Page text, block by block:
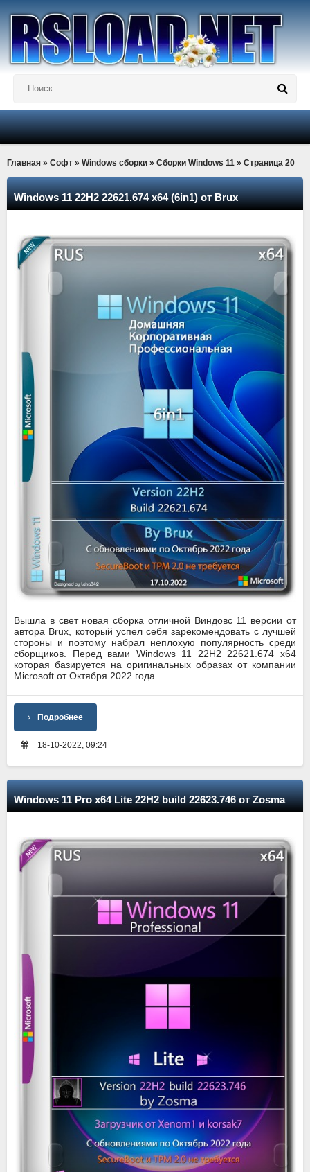
Главная » Софт » Windows сборки » Сборки Windows 11 » Страница 20
Windows 11 22H2 22621.674 x64 (6in1) от Brux
Вышла в свет новая сборка отличной Виндовс 11 версии от
автора Brux, который успел себя зарекомендовать с лучшей
стороны и поэтому набрал неплохую популярность среди
сборщиков. Перед вами Windows 11 22H2 22621.674 x64
которая базируется на оригинальных образах от компании
Microsoft от Октября 2022 года.
Подробнее
18-10-2022, 09:24
Windows 11 Pro x64 Lite 22H2 build 22623.746 от Zosma